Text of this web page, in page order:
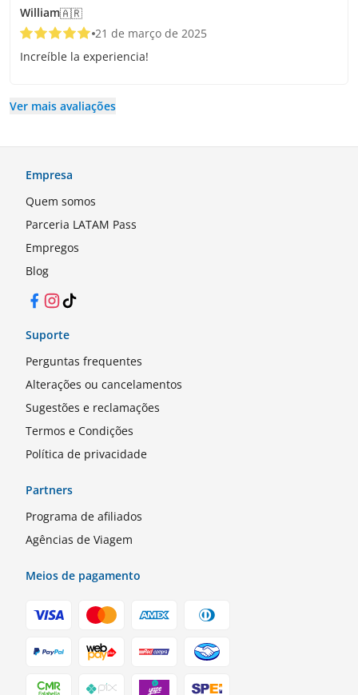
William🇦🇷
21 de março de 2025
Increíble la experiencia!
Ver mais avaliações
Empresa
Quem somos
Parceria LATAM Pass
Empregos
Blog
Facebook
Instagram
TikTok
Suporte
Perguntas frequentes
Alterações ou cancelamentos
Sugestões e reclamações
Termos e Condições
Política de privacidade
Partners
Programa de afiliados
Agências de Viagem
Meios de pagamento